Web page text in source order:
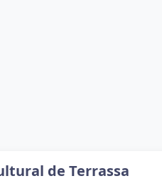
de Terrassa